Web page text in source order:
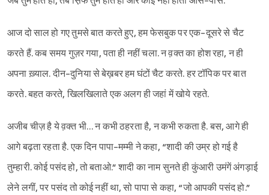
आज दो साल हो गए तुमसे बात करते हुए, हम फेसबुक पर एक-दूसरे से चैट
करते हैं. कब समय गुज़र गया, पता ही नहीं चला. न व़क्त का होश रहा, न ही
अपना ख़्याल. दीन-दुनिया से बेख़बर हम घंटों चैट करते. हर टॉपिक पर बात
करते. बहत करते, खिलखिलाते एक अलग ही जहां में खोये रहते.
अजीब चीज़ है ये व़क्त भी… न कभी ठहरता है, न कभी रुकता है. बस, आगे ही
आगे बढ़ता रहता है. एक दिन पापा-मम्मी ने कहा, “शादी की उम्र हो गई है
तुम्हारी. कोई पसंद हो, तो बताओ.” शादी का नाम सुनते ही कुंआरी उमंगें अंगड़ाई
लेने लगीं, पर पसंद तो कोई नहीं था, सो पापा से कहा, “जो आपकी पसंद हो.”